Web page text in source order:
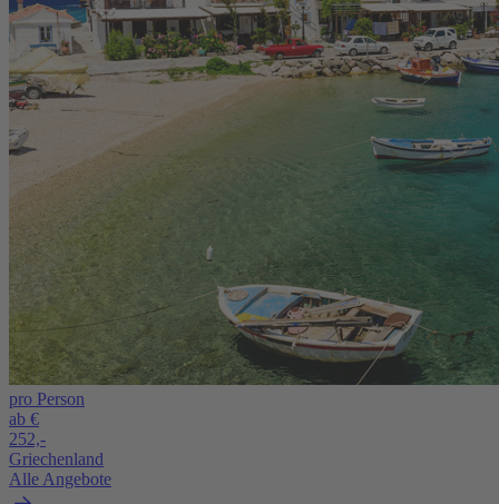
pro Person
ab €
252,-
Griechenland
Alle Angebote